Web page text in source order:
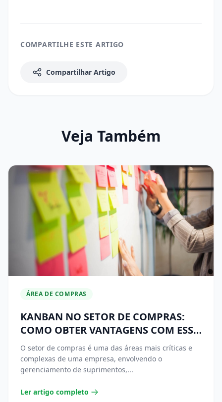
COMPARTILHE ESTE ARTIGO
Compartilhar Artigo
Veja Também
ÁREA DE COMPRAS
KANBAN NO SETOR DE COMPRAS:
COMO OBTER VANTAGENS COM ESSA
TÉCNICA
O setor de compras é uma das áreas mais críticas e
complexas de uma empresa, envolvendo o
gerenciamento de suprimentos,...
Ler artigo completo